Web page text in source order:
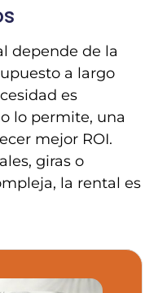
depende de la
a largo
es
lo permite, una
mejor ROI.
giras o
la rental es